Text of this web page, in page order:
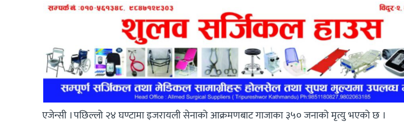
एजेन्सी । पछिल्लो २४ घण्टामा इजरायली सेनाको आक्रमणबाट गाजाका ३५० जनाको मृत्यु भएको छ ।